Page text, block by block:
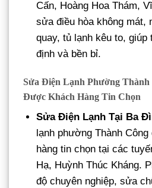
Cấn, Hoàng Hoa Thám,
sửa điều hòa không mát,
quay, tủ lạnh kêu to, giúp
định và bền bỉ.
Sửa Điện Lạnh Phường
Được Khách Hàng Tin Chọn
Sửa Điện Lạnh Tại Ba
lạnh phường Thành
hàng tin chọn tại các
Hạ, Huỳnh Thúc Kháng.
độ chuyên nghiệp, sửa